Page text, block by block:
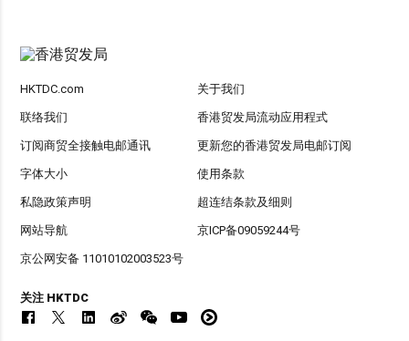
HKTDC.com 关于我们
联络我们 香港贸发局流动应用程式
订阅商贸全接触电邮通讯 更新您的香港贸发局电邮订阅
字体大小 使用条款
私隐政策声明 超连结条款及细则
网站导航 京ICP备09059244号
京公网安备 11010102003523号
关注 HKTDC